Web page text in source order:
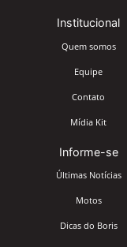
Institucional
Quem somos
Equipe
Contato
Mídia Kit
Informe-se
Últimas Notícias
Motos
Dicas do Boris